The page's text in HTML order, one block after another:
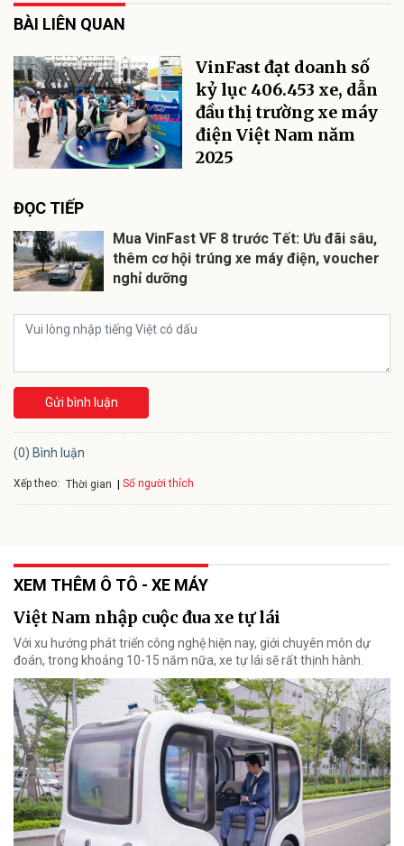
BÀI LIÊN QUAN
VinFast đạt doanh số
kỷ lục 406.453 xe, dẫn
đầu thị trường xe máy
điện Việt Nam năm
2025
ĐỌC TIẾP
Mua VinFast VF 8 trước Tết: Ưu đãi sâu,
thêm cơ hội trúng xe máy điện, voucher
nghỉ dưỡng
Gửi bình luận
(0) Bình luận
Xếp theo: Thời gian Số người thích
XEM THÊM Ô TÔ - XE MÁY
Việt Nam nhập cuộc đua xe tự lái
Với xu hướng phát triển công nghệ hiện nay, giới chuyên môn dự
đoán, trong khoảng 10-15 năm nữa, xe tự lái sẽ rất thịnh hành.